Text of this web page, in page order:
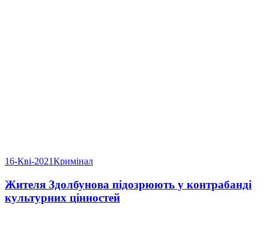
16-Кві-2021Кримінал
Жителя Здолбунова підозрюють у контрабанді
культурних цінностей